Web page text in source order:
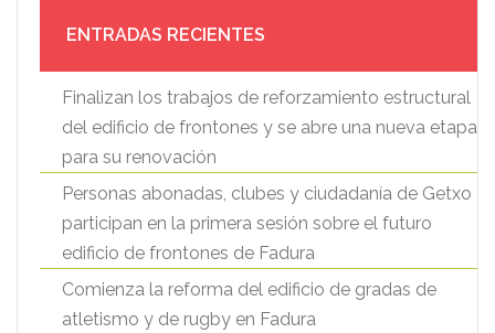
ENTRADAS RECIENTES
Finalizan los trabajos de reforzamiento estructural
del edificio de frontones y se abre una nueva etapa
para su renovación
Personas abonadas, clubes y ciudadanía de Getxo
participan en la primera sesión sobre el futuro
edificio de frontones de Fadura
Comienza la reforma del edificio de gradas de
atletismo y de rugby en Fadura